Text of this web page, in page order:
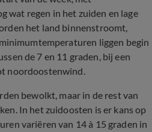
wat regen in het zuiden en lage
het land binnenstroomt,
liggen begin
de 7 en 11 graden, bij een
noordoostenwind.
bewolkt, maar in de rest van
In het zuidoosten is er kans op
variëren van 14 à 15 graden in